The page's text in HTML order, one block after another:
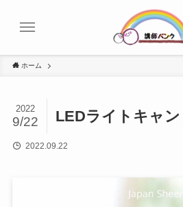
ホーム
LEDライトキャ
2022
9/22
2022.09.22